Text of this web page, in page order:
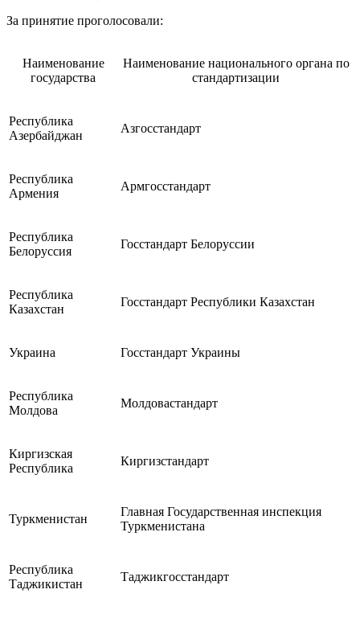
За принятие проголосовали:
Наименование
государства
Наименование национального органа по
стандартизации
Республика
Азербайджан
Азгосстандарт
Республика
Армения
Армгосстандарт
Республика
Белоруссия
Госстандарт Белоруссии
Республика
Казахстан
Госстандарт Республики Казахстан
Украина Госстандарт Украины
Республика
Молдова
Молдовастандарт
Киргизская
Республика
Киргизстандарт
Туркменистан
Главная Государственная инспекция
Туркменистана
Республика
Таджикистан
Таджикгосстандарт